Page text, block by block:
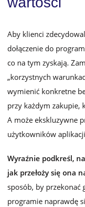
Aby klienci
dołączenie do
co na tym zyskają.
„korzystnych
wymienić konkretne
przy każdym zakupie,
A może ekskluzywne
użytkowników
Wyraźnie podkreśl,
jak przełoży się ona
sposób, by przekonać
programie naprawdę